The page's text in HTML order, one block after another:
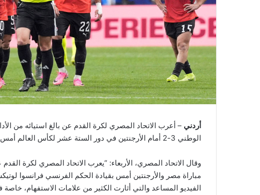
أردني – أعرب الاتحاد المصري لكرة القدم عن بالغ استيائه من
الوطني 3-2 أمام الأرجنتين في دور الستة عشر لكأس العالم أمس الثلاثاء.
وقال الاتحاد المصري، الأربعاء: “يعرب الاتحاد المصري لكرة
مباراة مصر والأرجنتين أمس بقيادة الحكم الفرنسي فرانسوا
الفيديو المساعد والتي أثارت الكثير من علامات الاستفهام،